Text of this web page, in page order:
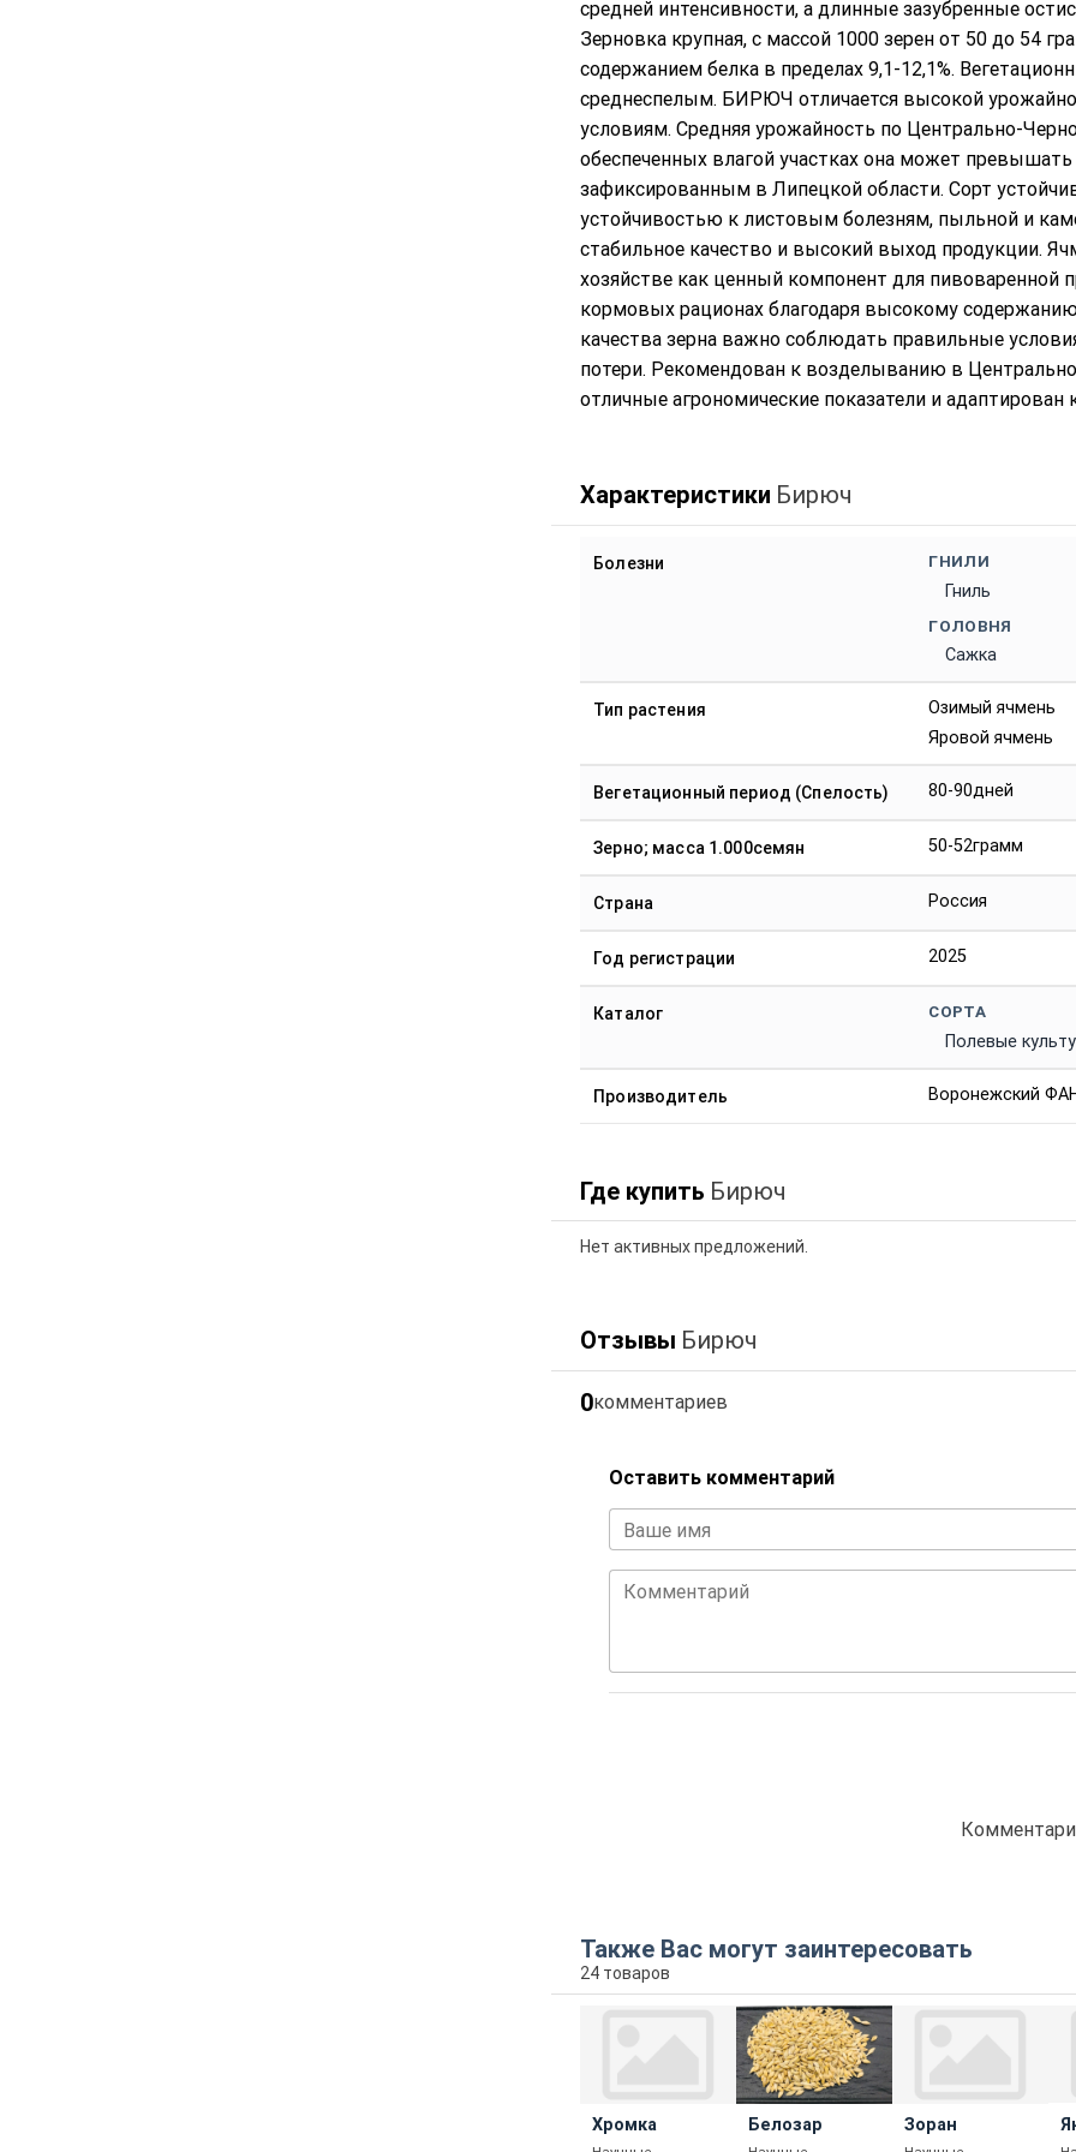
средней интенсивности, а длинные зазубренные
Зерновка крупная, с массой 1000 зерен от 50 до 54
содержанием белка в пределах 9,1-12,1%.
среднеспелым. БИРЮЧ отличается высокой
условиям. Средняя урожайность по Центрально-
обеспеченных влагой участках она может
зафиксированным в Липецкой области. Сорт
устойчивостью к листовым болезням, пыльной и
стабильное качество и высокий выход продукции.
хозяйстве как ценный компонент для
кормовых рационах благодаря высокому
качества зерна важно соблюдать правильные
потери. Рекомендован к возделыванию в
отличные агрономические показатели и
Характеристики Бирюч
Болезни ГНИЛИ
Гниль
ГОЛОВНЯ
Сажка
Тип растения
Озимый ячмень
Яровой ячмень
Вегетационный период (Спелость) 80-90дней
Зерно; масса 1.000семян 50-52грамм
Страна Россия
Год регистрации 2025
Каталог СОРТА
Полевые
Производитель Воронежский
Где купить Бирюч
Нет активных предложений.
Отзывы Бирюч
0комментариев
Оставить комментарий
Ваше имя
Комментарий
Также Вас могут заинтересовать
24 товаров
Хромка Белозар Зоран